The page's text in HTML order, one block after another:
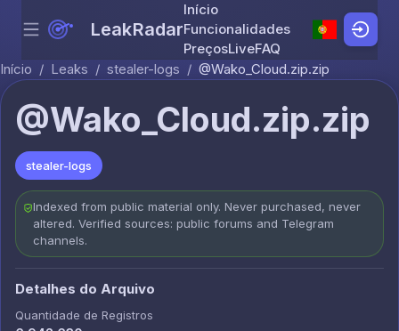
Skip to content
Menu LeakRadar
Início
Funcionalidades
PreçosLiveFAQ
Início / Leaks / stealer-logs / @Wako_Cloud.zip.zip
@Wako_Cloud.zip.zip
stealer-logs
Indexed from public material only. Never purchased, never
altered. Verified sources: public forums and Telegram
channels.
Detalhes do Arquivo
Quantidade de Registros